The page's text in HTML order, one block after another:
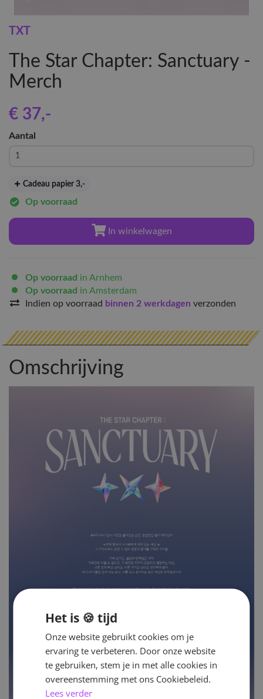
TXT
The Star Chapter: Sanctuary -
Merch
€ 37,-
Aantal
Cadeau papier 3,-
Op voorraad
In winkelwagen
Op voorraad in Arnhem
Op voorraad in Amsterdam
Indien op voorraad binnen 2 werkdagen verzonden
Omschrijving
Het is 🍪 tijd
Onze website gebruikt cookies om je
ervaring te verbeteren. Door onze website
te gebruiken, stem je in met alle cookies in
overeenstemming met ons Cookiebeleid.
Lees verder